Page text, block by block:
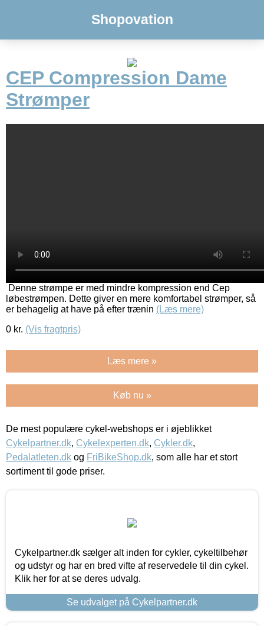
Shopovation
CEP Compression Dame
Strømper
Denne strømpe er med mindre kompression end Cep
løbestrømpen. Dette giver en mere komfortabel strømper, så
er behagelig at have på efter trænin (Læs mere)
0 kr. (Vis fragtpris)
Læs mere »
Køb nu »
De mest populære cykel-webshops er i øjeblikket
Cykelpartner.dk, Cykelexperten.dk, Cykler.dk,
Pedalatleten.dk og FriBikeShop.dk, som alle har et stort
sortiment til gode priser.
Cykelpartner.dk sælger alt inden for cykler, cykeltilbehør
og udstyr og har en bred vifte af reservedele til din cykel.
Klik her for at se deres udvalg.
Se udvalget på Cykelpartner.dk